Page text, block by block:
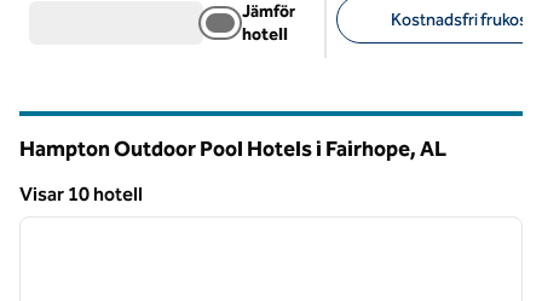
Jämför
hotell
Kostnadsfri frukost
Hampton Outdoor Pool Hotels i Fairhope,AL
Visar 10 hotell
Visar 10 hotell
1 av 12
nästa